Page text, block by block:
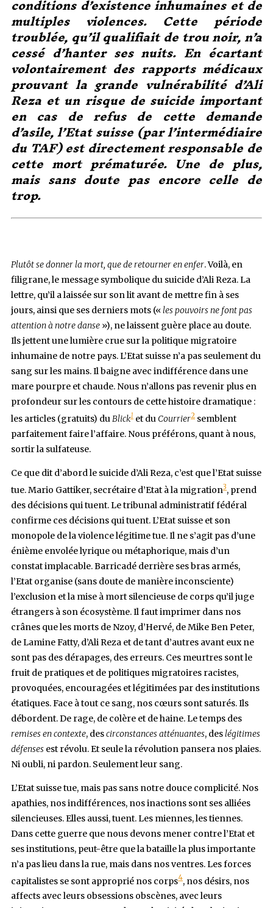
multiples violences. Cette période
troublée, qu’il qualifiait de trou noir, n’a
cessé d’hanter ses nuits. En écartant
volontairement des rapports médicaux
prouvant la grande vulnérabilité d’Ali
Reza et un risque de suicide important
en cas de refus de cette demande
d’asile, l’Etat suisse (par l’intermédiaire
du TAF) est directement responsable de
cette mort prématurée. Une de plus,
mais sans doute pas encore celle de
trop.
Plutôt se donner la mort, que de retourner en enfer. Voilà, en
filigrane, le message symbolique du suicide d’Ali Reza. La
lettre, qu’il a laissée sur son lit avant de mettre fin à ses
jours, ainsi que ses derniers mots («les pouvoirs ne font pas
attention à notre danse »), ne laissent guère place au doute.
Ils jettent une lumière crue sur la politique migratoire
inhumaine de notre pays. L’Etat suisse n’a pas seulement du
sang sur les mains. Il baigne avec indifférence dans une
mare pourpre et chaude. Nous n’allons pas revenir plus en
profondeur sur les contours de cette histoire dramatique :
les articles (gratuits) duBlick1 et du Courrier2 semblent
parfaitement faire l’affaire. Nous préférons, quant à nous,
sortir la sulfateuse.
Ce que dit d’abord le suicide d’Ali Reza, c’est que l’Etat suisse
tue. Mario Gattiker, secrétaire d’Etat à la migration3, prend
des décisions qui tuent. Le tribunal administratif fédéral
confirme ces décisions qui tuent. L’Etat suisse et son
monopole de la violence légitime tue. Il ne s’agit pas d’une
énième envolée lyrique ou métaphorique, mais d’un
constat implacable. Barricadé derrière ses bras armés,
l’Etat organise (sans doute de manière inconsciente)
l’exclusion et la mise à mort silencieuse de corps qu’il juge
étrangers à son écosystème. Il faut imprimer dans nos
crânes que les morts de Nzoy, d’Hervé, de Mike Ben Peter,
de Lamine Fatty, d’Ali Reza et de tant d’autres avant eux ne
sont pas des dérapages, des erreurs. Ces meurtres sont le
fruit de pratiques et de politiques migratoires racistes,
provoquées, encouragées et légitimées par des institutions
étatiques. Face à tout ce sang, nos cœurs sont saturés. Ils
débordent. De rage, de colère et de haine. Le temps des
remises en contexte, descirconstances atténuantes, deslégitimes
défenses est révolu. Et seule la révolution pansera nos plaies.
Ni oubli, ni pardon. Seulement leur sang.
L’Etat suisse tue, mais pas sans notre douce complicité. Nos
apathies, nos indifférences, nos inactions sont ses alliées
silencieuses. Elles aussi, tuent. Les miennes, les tiennes.
Dans cette guerre que nous devons mener contre l’Etat et
ses institutions, peut-être que la bataille la plus importante
n’a pas lieu dans la rue, mais dans nos ventres. Les forces
capitalistes se sont approprié nos corps4, nos désirs, nos
affects avec leurs obsessions obscènes, avec leurs